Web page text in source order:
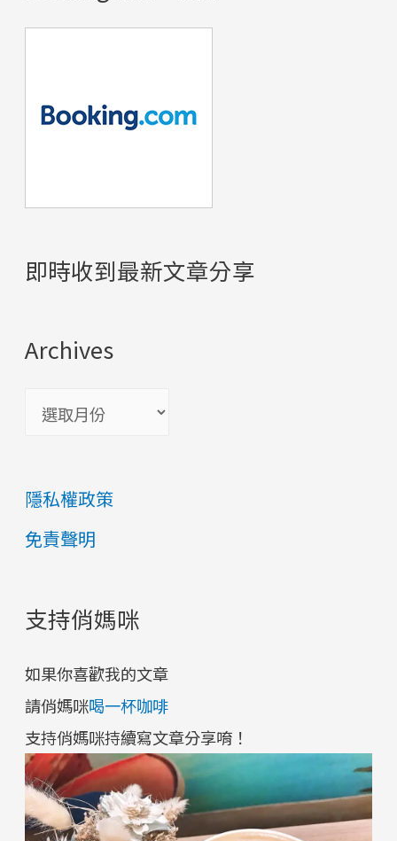
即時收到最新文章分享
Archives
h
i
s
隱私權政策
免責聲明
支持俏媽咪
如果你喜歡我的文章
請俏媽咪喝一杯咖啡
支持俏媽咪持續寫文章分享唷！